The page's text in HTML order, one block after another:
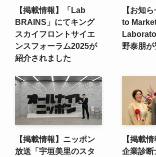
【掲載情報】「Lab
BRAINS」にてキング
スカイフロントサイエ
ンスフォーラム2025が
紹介されました
【お知
to
野泰朋
【掲載情報】ニッポン
放送「宇垣美里のスタ
【掲載
企業診断